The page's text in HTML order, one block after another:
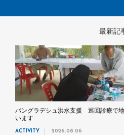
最新記
バングラデシュ洪水支援 巡回診療で
います
ACTIVITY 2026.08.06